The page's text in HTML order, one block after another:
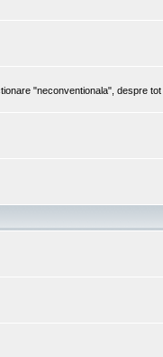
"neconventionala", despre